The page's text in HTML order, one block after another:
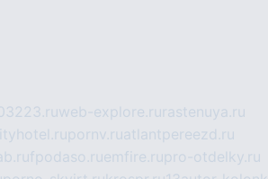
web-explore.ru rastenuya.ru
pornv.ruatlantpereezd.ru
fpodaso.ruemfire.rupro-otdelky.ru